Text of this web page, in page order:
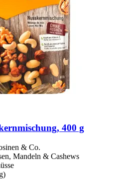
400 g
& Co.
Mandeln & Cashews